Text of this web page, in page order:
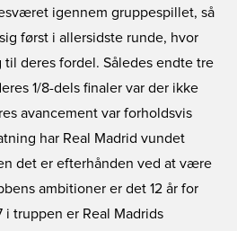
igennem gruppespillet, så
først i allersidste runde, hvor
til deres fordel. Således endte tre
1/8-dels finaler var der ikke
avancement var forholdsvis
har Real Madrid vundet
det er efterhånden ved at være
ambitioner er det 12 år for
truppen er Real Madrids